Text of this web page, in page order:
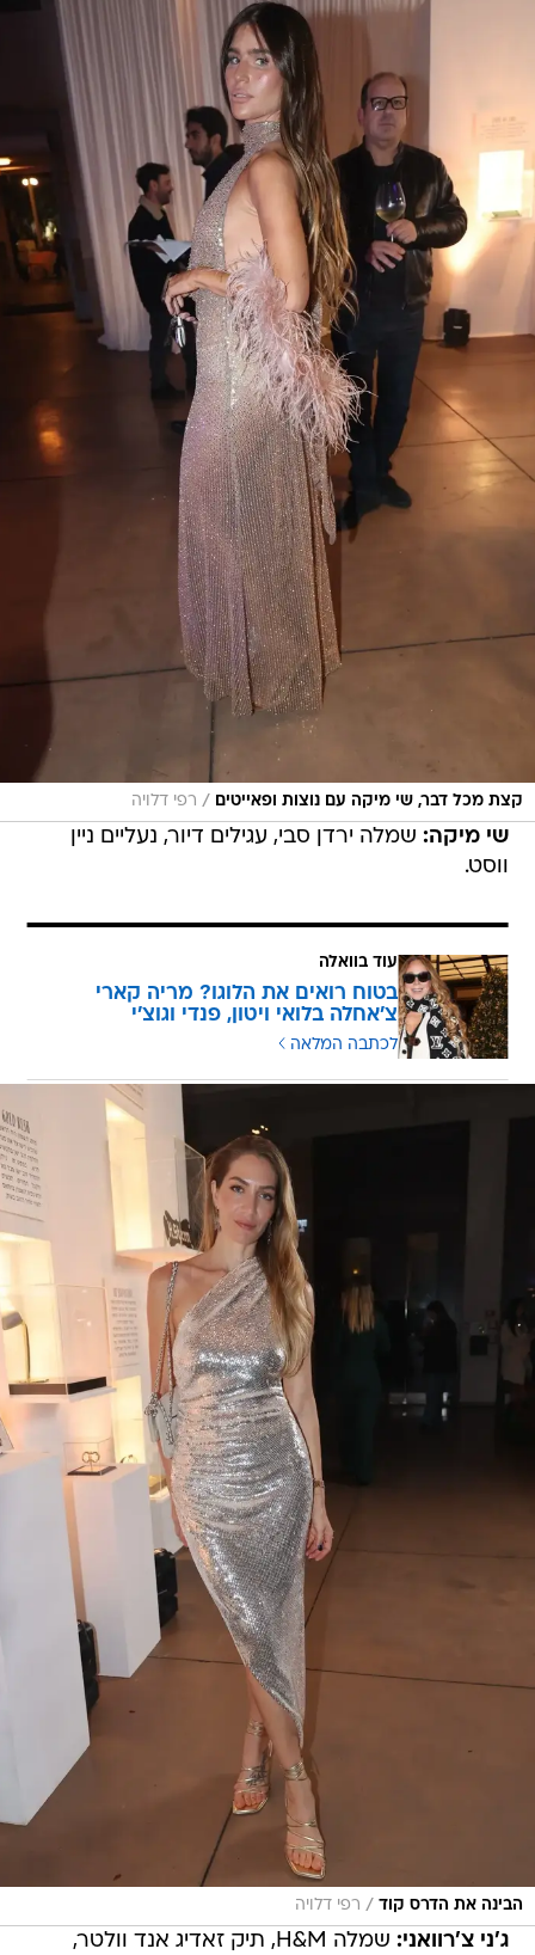
קצת מכל דבר, שי מיקה עם נוצות ופאייטים / רפי דלויה
שי מיקה: שמלה ירדן סבי, עגילים דיור, נעליים ניין
ווסט.
עוד בוואלה
בטוח רואים את הלוגו? מריה קארי
צ'אחלה בלואי ויטון, פנדי וגוצ'י
לכתבה המלאה
הבינה את הדרס קוד / רפי דלויה
ג'ני צ'רוואני:
שמלה H&M, תיק זאדיג אנד וולטר,